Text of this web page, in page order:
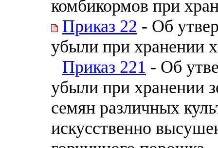
комбикормов при
Приказ 22 - Об
убыли при хранении
Приказ 221 - Об
убыли при хранении
семян различных
искусственно